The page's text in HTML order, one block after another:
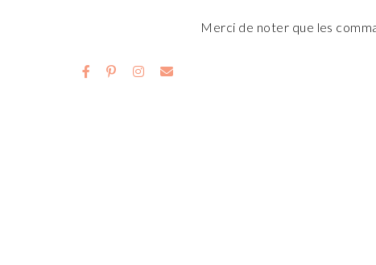
Merci de noter que les